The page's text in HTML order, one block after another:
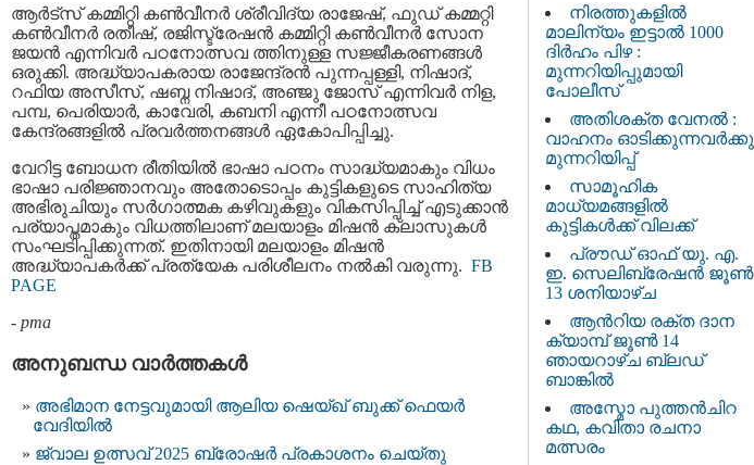
ആർട്സ് കമ്മിറ്റി കൺവീനർ ശ്രീവിദ്യ രാജേഷ്, ഫുഡ് കമ്മറ്റി
കൺവീനർ രതീഷ്, രജിസ്ട്രേഷൻ കമ്മിറ്റി കൺവീനർ സോന
ജയൻ എന്നിവർ പഠനോത്സവ ത്തിനുള്ള സജ്ജീകരണങ്ങൾ
ഒരുക്കി. അദ്ധ്യാപകരായ രാജേന്ദ്രൻ പുന്നപ്പള്ളി, നിഷാദ്,
റഫിയ അസീസ്, ഷബ്ന നിഷാദ്, അഞ്ജു ജോസ് എന്നിവർ നിള,
പമ്പ, പെരിയാർ, കാവേരി, കബനി എന്നീ പഠനോത്സവ
കേന്ദ്രങ്ങളിൽ പ്രവർത്തനങ്ങൾ ഏകോപിപ്പിച്ചു.
വേറിട്ട ബോധന രീതിയിൽ ഭാഷാ പഠനം സാദ്ധ്യമാകും വിധം
ഭാഷാ പരിജ്ഞാനവും അതോടൊപ്പം കുട്ടികളുടെ സാഹിത്യ
അഭിരുചിയും സർഗാത്മക കഴിവുകളും വികസിപ്പിച്ച് എടുക്കാൻ
പര്യാപ്തമാകും വിധത്തിലാണ് മലയാളം മിഷൻ ക്ലാസുകൾ
സംഘടിപ്പിക്കുന്നത്. ഇതിനായി മലയാളം മിഷൻ
അദ്ധ്യാപകർക്ക് പ്രത്യേക പരിശീലനം നല്‍കി വരുന്നു. FB
PAGE
- pma
അനുബന്ധ വാര്‍ത്തകള്‍
അഭിമാന നേട്ടവുമായി ആലിയ ഷെയ്ഖ് ബുക്ക് ഫെയർ
വേദിയിൽ
ജ്വാല ഉത്സവ് 2025 ബ്രോഷർ പ്രകാശനം ചെയ്തു
നിരത്തുകളിൽ
മാലിന്യം ഇട്ടാൽ 1000
ദിർഹം പിഴ :
മുന്നറിയിപ്പുമായി
പോലീസ്
അതിശക്ത വേനൽ :
വാഹനം ഓടിക്കുന്നവർക്കു
മുന്നറിയിപ്പ്
സാമൂഹിക
മാധ്യമങ്ങളിൽ
കുട്ടികൾക്ക് വിലക്ക്
പ്രൗഡ് ഓഫ് യു. എ.
ഇ. സെലിബ്രേഷൻ ജൂൺ
13 ശനിയാഴ്ച
ആൻറിയ രക്ത ദാന
ക്യാമ്പ് ജൂൺ 14
ഞായറാഴ്ച ബ്ലഡ്
ബാങ്കിൽ
അസ്മോ പുത്തൻചിറ
കഥ, കവിതാ രചനാ
മത്സരം